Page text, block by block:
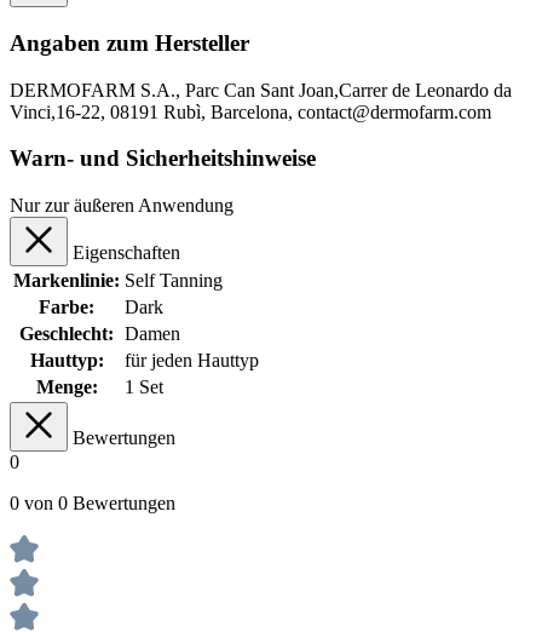
Angaben zum Hersteller
DERMOFARM S.A., Parc Can Sant Joan,Carrer de Leonardo da
Vinci,16-22, 08191 Rubì, Barcelona, contact@dermofarm.com
Warn- und Sicherheitshinweise
Nur zur äußeren Anwendung
Eigenschaften
Markenlinie: Self Tanning
Farbe:
Dark
Geschlecht: Damen
Hauttyp:
für jeden Hauttyp
Menge:
1 Set
Bewertungen
0
0 von 0 Bewertungen